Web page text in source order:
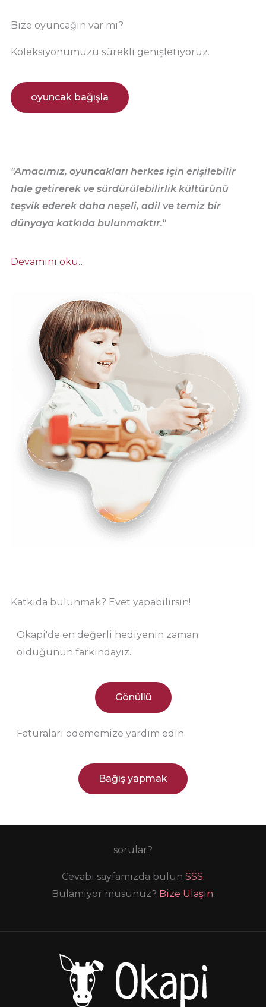
Bize oyuncağın var mı?
Koleksiyonumuzu sürekli genişletiyoruz.
oyuncak bağışla
"Amacımız, oyuncakları herkes için erişilebilir
hale getirerek ve sürdürülebilirlik kültürünü
teşvik ederek daha neşeli, adil ve temiz bir
dünyaya katkıda bulunmaktır."
Devamını oku…
Katkıda bulunmak? Evet yapabilirsin!
Okapi'de en değerli hediyenin zaman
olduğunun farkındayız.
Gönüllü
Faturaları ödememize yardım edin.
Bağış yapmak
sorular?
Cevabı sayfamızda bulun SSS.
Bulamıyor musunuz? Bize Ulaşın.